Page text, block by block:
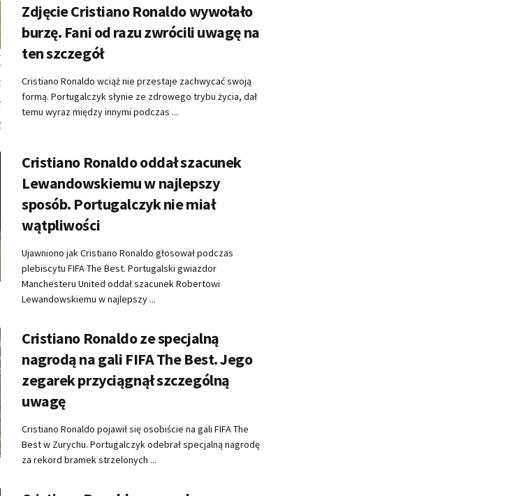
Zdjęcie Cristiano Ronaldo wywołało
burzę. Fani od razu zwrócili uwagę na
ten szczegół
Cristiano Ronaldo wciąż nie przestaje zachwycać swoją
formą. Portugalczyk słynie ze zdrowego trybu życia, dał
temu wyraz między innymi podczas ...
Cristiano Ronaldo oddał szacunek
Lewandowskiemu w najlepszy
sposób. Portugalczyk nie miał
wątpliwości
Ujawniono jak Cristiano Ronaldo głosował podczas
plebiscytu FIFA The Best. Portugalski gwiazdor
Manchesteru United oddał szacunek Robertowi
Lewandowskiemu w najlepszy ...
Cristiano Ronaldo ze specjalną
nagrodą na gali FIFA The Best. Jego
zegarek przyciągnął szczególną
uwagę
Cristiano Ronaldo pojawił się osobiście na gali FIFA The
Best w Zurychu. Portugalczyk odebrał specjalną nagrodę
za rekord bramek strzelonych ...